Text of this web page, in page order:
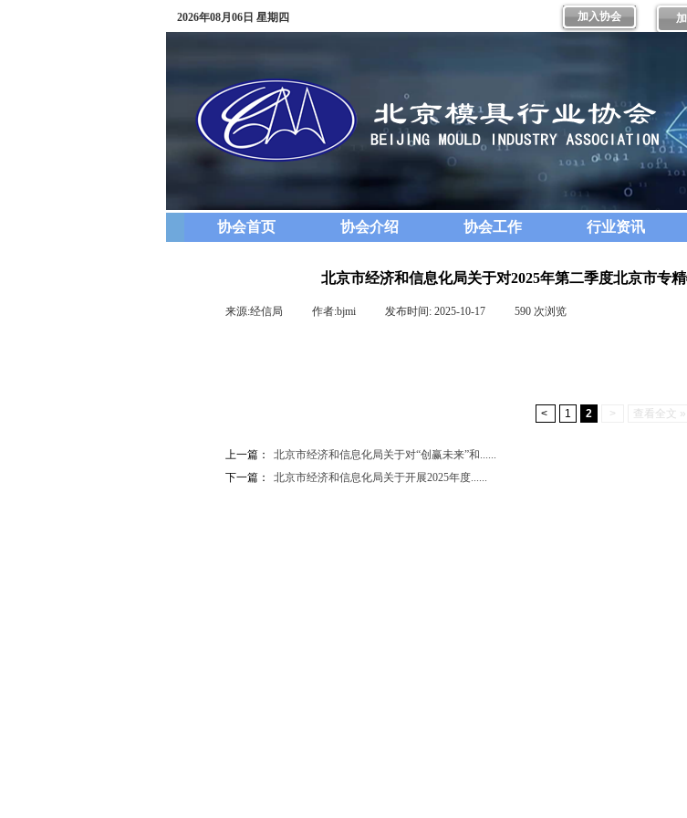
加入协会
2026年08月06日 星期四
协会首页 协会介绍 协会工作 行业资讯
北京市经济和信息化局关于对2025年第二季度北京市专
来源:经信局 作者:bjmi 发布时间: 2025-10-17 590 次浏览
< 1 2 > 查看全文 »
上一篇：
北京市经济和信息化局关于对“创赢未来”和......
下一篇：
北京市经济和信息化局关于开展2025年度......